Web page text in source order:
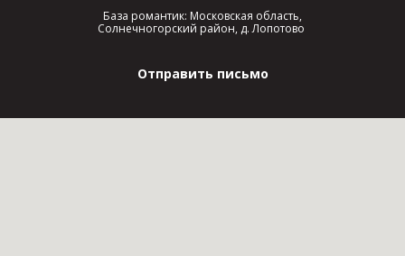
База романтик: Московская область,
Солнечногорский район, д. Лопотово
Отправить письмо